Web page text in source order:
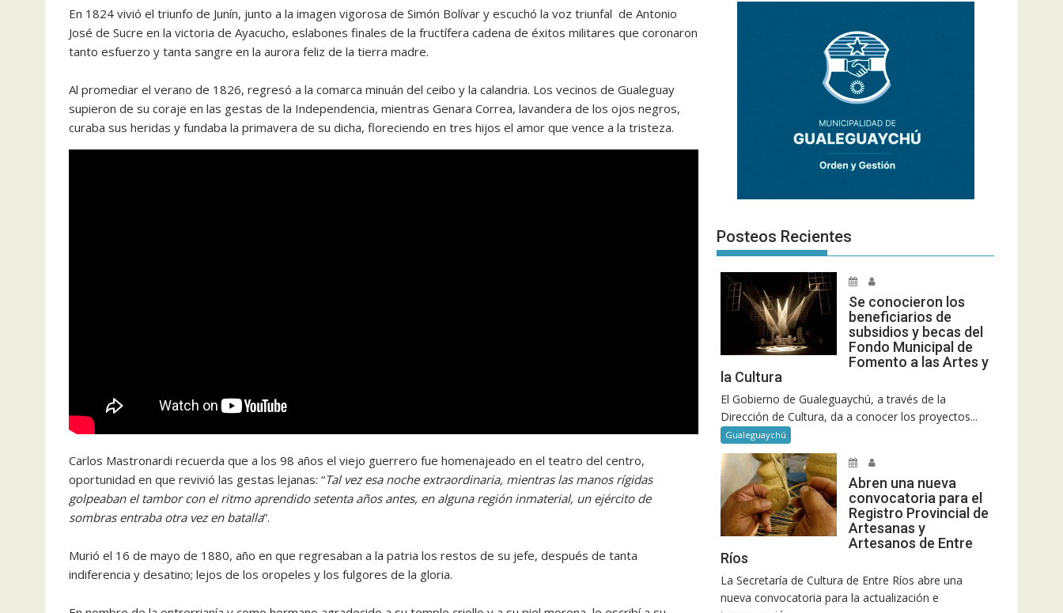
En 1824 vivió el triunfo de Junín, junto a la imagen vigorosa de Simón Bolívar y escuchó la voz triunfal de Antonio
José de Sucre en la victoria de Ayacucho, eslabones finales de la fructífera cadena de éxitos militares que coronaron
tanto esfuerzo y tanta sangre en la aurora feliz de la tierra madre.
Al promediar el verano de 1826, regresó a la comarca minuán del ceibo y la calandria. Los vecinos de Gualeguay
supieron de su coraje en las gestas de la Independencia, mientras Genara Correa, lavandera de los ojos negros,
curaba sus heridas y fundaba la primavera de su dicha, floreciendo en tres hijos el amor que vence a la tristeza.
Carlos Mastronardi recuerda que a los 98 años el viejo guerrero fue homenajeado en el teatro del centro,
oportunidad en que revivió las gestas lejanas: “Tal vez esa noche extraordinaria, mientras las manos rígidas
golpeaban el tambor con el ritmo aprendido setenta años antes, en alguna región inmaterial, un ejército de
sombras entraba otra vez en batalla”.
Murió el 16 de mayo de 1880, año en que regresaban a la patria los restos de su jefe, después de tanta
indiferencia y desatino; lejos de los oropeles y los fulgores de la gloria.
Posteos Recientes
Se conocieron los
beneficiarios de
subsidios y becas del
Fondo Municipal de
Fomento a las Artes y
la Cultura
El Gobierno de Gualeguaychú, a través de la
Dirección de Cultura, da a conocer los proyectos...
Gualeguaychú
Abren una nueva
convocatoria para el
Registro Provincial de
Artesanas y
Artesanos de Entre
Ríos
La Secretaría de Cultura de Entre Ríos abre una
nueva convocatoria para la actualización e